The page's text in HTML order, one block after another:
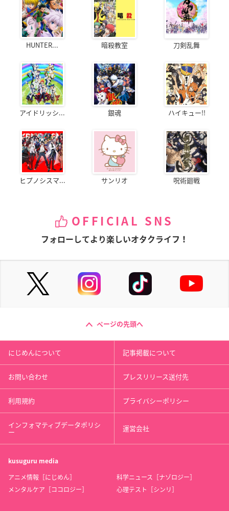
HUNTER... 暗殺教室 刀剣乱舞
アイドリッシ... 銀魂 ハイキュー!!
ヒプノシスマ... サンリオ 呪術廻戦
OFFICIAL SNS
フォローしてより楽しいオタクライフ！
ページの先頭へ
にじめんについて 記事掲載について
お問い合わせ プレスリリース送付先
利用規約 プライバシーポリシー
インフォマティブデータポリシ
ー 運営会社
kusuguru media
アニメ情報［にじめん］
科学ニュース［ナゾロジー］
メンタルケア［ココロジー］
心理テスト［シンリ］